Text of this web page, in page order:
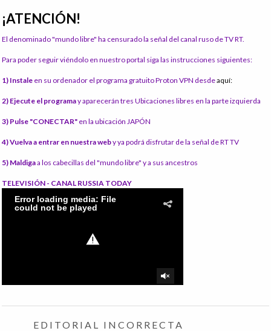
¡ATENCIÓN!
El denominado "mundo libre" ha censurado la señal del canal ruso de TV RT.
Para poder seguir viéndolo en nuestro portal siga las instrucciones siguientes:
1) Instale en su ordenador el programa gratuito Proton VPN desdeaquí:
2) Ejecute el programay aparecerán tres Ubicaciones libres en la parte izquierda
3) Pulse "CONECTAR" en la ubicación JAPÓN
4) Vuelva a entrar en nuestra weby ya podrá disfrutar de la señal de RT TV
5) Maldigaa los cabecillas del "mundo libre" y a sus ancestros
TELEVISIÓN - CANAL RUSSIA TODAY
EDITORIAL INCORRECTA